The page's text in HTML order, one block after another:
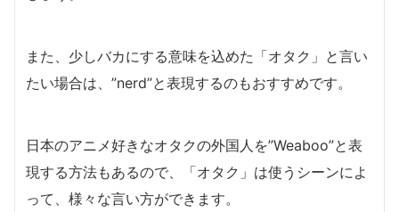
また、少しバカにする意味を込めた「オタク」と言い
たい場合は、”nerd”と表現するのもおすすめです。
日本のアニメ好きなオタクの外国人を”Weaboo”と表
現する方法もあるので、「オタク」は使うシーンによ
って、様々な言い方ができます。